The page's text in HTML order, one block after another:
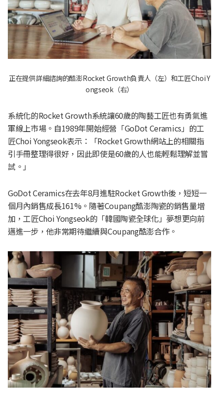
正在提供詳細諮詢的酷澎Rocket Growth負責人（左）和工匠Choi Y
ongseok（右）
系統化的Rocket Growth系統讓60歲的陶藝工匠也有勇氣進
軍線上市場。自1989年開始經營「GoDot Ceramics」的工
匠Choi Yongseok表示：「Rocket Growth網站上的相關指
引手冊整理得很好，因此即使是60歲的人也能輕鬆理解並嘗
試。」
GoDot Ceramics在去年8月進駐Rocket Growth後，短短一
個月內銷售成長161%。隨著Coupang酷澎陶瓷的銷售量增
加，工匠Choi Yongseok的「韓國陶瓷全球化」夢想更向前
邁進一步，他非常期待繼續與Coupang酷澎合作。